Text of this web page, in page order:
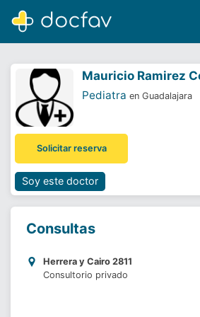
Software para
¿Eres un
Mauricio Ramirez
Pediatra en Guadalajara
Solicitar reserva
Soy este doctor
Consultas
Herrera y Cairo 2811
Consultorio privado